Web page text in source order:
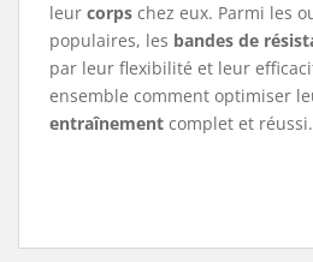
leur corps chez eux. Parmi les
populaires, les bandes de
par leur flexibilité et leur
ensemble comment optimiser
entraînement complet et réussi.